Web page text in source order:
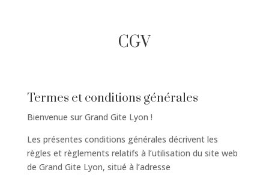
CGV
Termes et conditions générales
Bienvenue sur Grand Gite Lyon !
Les présentes conditions générales décrivent les
règles et règlements relatifs à l’utilisation du site web
de Grand Gite Lyon, situé à l’adresse